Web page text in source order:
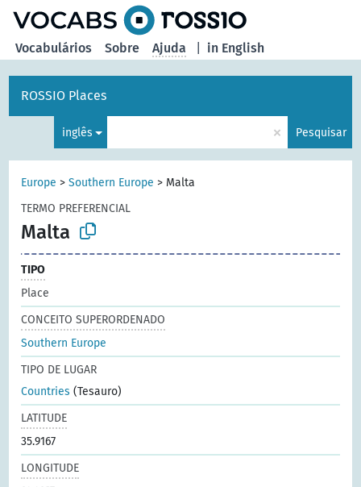
in English
Vocabulários Sobre Ajuda
ROSSIO Places
inglês × Pesquisar
Europe >Southern Europe > Malta
TERMO PREFERENCIAL
Malta
TIPO
Place
CONCEITO SUPERORDENADO
Southern Europe
TIPO DE LUGAR
Countries (Tesauro)
LATITUDE
35.9167
LONGITUDE